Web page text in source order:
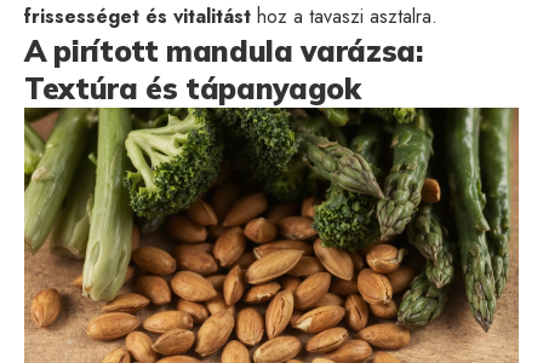
frissességet és vitalitást hoz a tavaszi asztalra.
A pirított mandula varázsa:
Textúra és tápanyagok